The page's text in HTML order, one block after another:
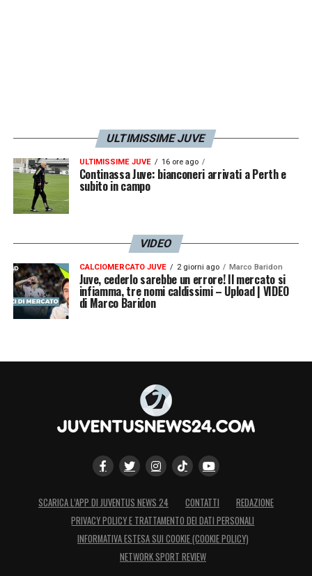
LA PLAYLIST DELLE NOSTRE TOP NEWS
ULTIMISSIME JUVE
ULTIMISSIME JUVE 16 ore ago
Continassa Juve: bianconeri arrivati a Perth e
subito in campo
VIDEO
CALCIOMERCATO JUVE 2 giorni ago Marco Baridon
Juve, cederlo sarebbe un errore! Il mercato si
infiamma, tre nomi caldissimi – Upload | VIDEO
di Marco Baridon
SCARICA L’APP DI JUVENTUS NEWS 24 CONTATTI
REDAZIONE
PRIVACY POLICY E TRATTAMENTO DEI DATI PERSONALI
INFORMATIVA ESTESA SUI COOKIE (COOKIE POLICY)
NETWORK SPORT REVIEW